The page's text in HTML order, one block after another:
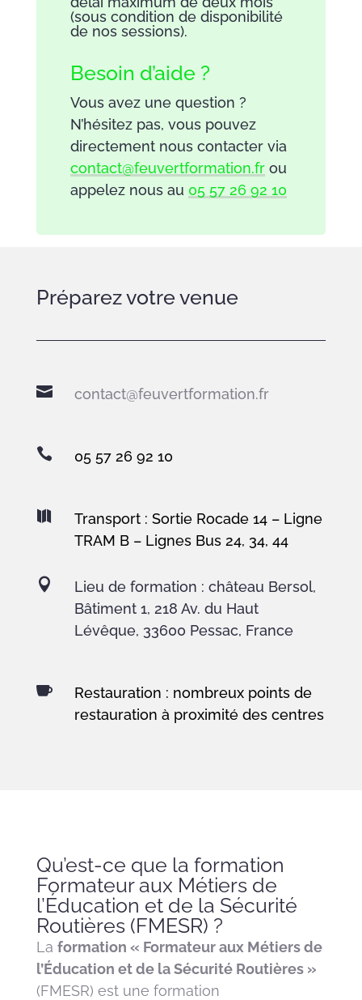
(sous condition de disponibilité
de nos sessions).
Besoin d’aide ?
Vous avez une question ?
N’hésitez pas, vous pouvez
directement nous contacter via
contact@feuvertformation.frou
appelez nous au 05 57 26 92 10
Préparez votre venue
 contact@feuvertformation.fr
 05 57 26 92 10

Transport : Sortie Rocade 14 – Ligne
TRAM B – Lignes Bus 24, 34, 44

Lieu de formation : château Bersol,
Bâtiment 1, 218 Av. du Haut
Lévêque, 33600 Pessac, France

Restauration : nombreux points de
restauration à proximité des centres
Qu’est-ce que la formation
Formateur aux Métiers de
l’Éducation et de la Sécurité
Routières (FMESR) ?
La formation « Formateur aux Métiers de
l’Éducation et de la Sécurité Routières »
(FMESR) est une formation